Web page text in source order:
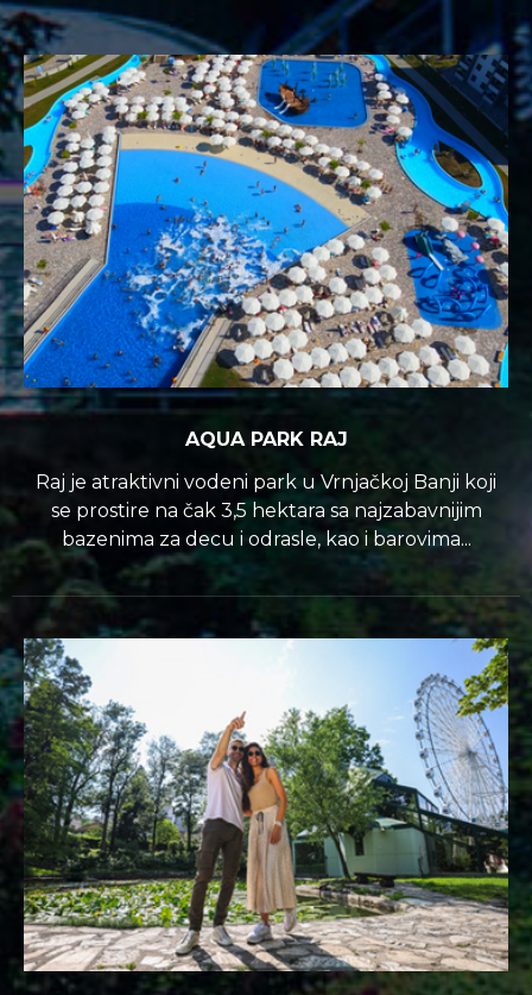
AQUA PARK RAJ
Raj je atraktivni vodeni park u Vrnjačkoj Banji koji
se prostire na čak 3,5 hektara sa najzabavnijim
bazenima za decu i odrasle, kao i barovima...